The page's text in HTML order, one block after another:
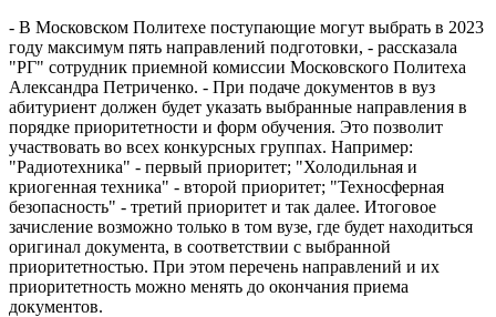
- В Московском Политехе поступающие могут выбрать в 2023
году максимум пять направлений подготовки, - рассказала
"РГ" сотрудник приемной комиссии Московского Политеха
Александра Петриченко. - При подаче документов в вуз
абитуриент должен будет указать выбранные направления в
порядке приоритетности и форм обучения. Это позволит
участвовать во всех конкурсных группах. Например:
"Радиотехника" - первый приоритет; "Холодильная и
криогенная техника" - второй приоритет; "Техносферная
безопасность" - третий приоритет и так далее. Итоговое
зачисление возможно только в том вузе, где будет находиться
оригинал документа, в соответствии с выбранной
приоритетностью. При этом перечень направлений и их
приоритетность можно менять до окончания приема
документов.